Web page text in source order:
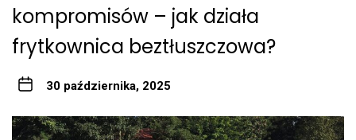
kompromisów – jak działa
frytkownica beztłuszczowa?
30 października, 2025